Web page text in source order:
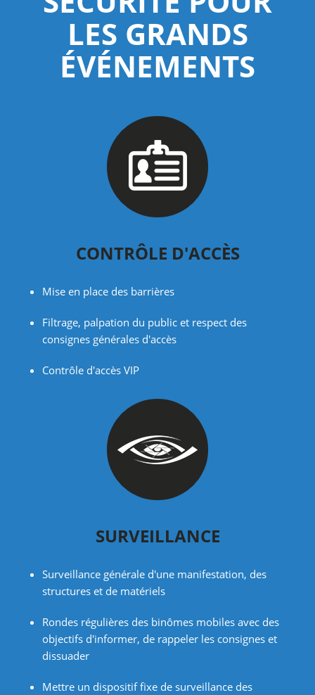
LES GRANDS
ÉVÉNEMENTS
CONTRÔLE D'ACCÈS
Mise en place des barrières
Filtrage, palpation du public et respect des
consignes générales d'accès
Contrôle d'accès VIP
SURVEILLANCE
Surveillance générale d'une manifestation, des
structures et de matériels
Rondes régulières des binômes mobiles avec des
objectifs d'informer, de rappeler les consignes et
dissuader
Mettre un dispositif fixe de surveillance des